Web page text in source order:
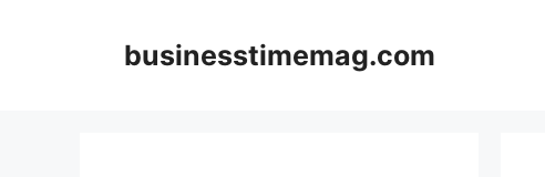
businesstimemag.com